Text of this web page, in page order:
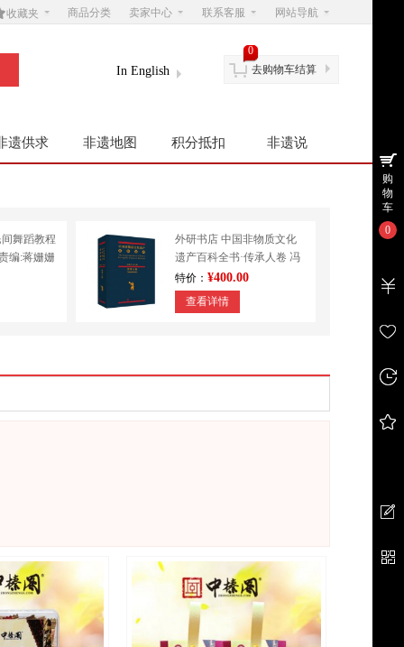
收藏夹 商品分类 卖家中心 联系客服 网站导航
In English 去购物车结算
0
遗供求 非遗地图 积分抵扣 非遗说
舞蹈教程
编:蒋姗姗
外研书店 中国非物质文化
遗产百科全书·传承人卷 冯
骥才 民间文学 其他
特价： ¥400.00
查看详情
购
物
车
0